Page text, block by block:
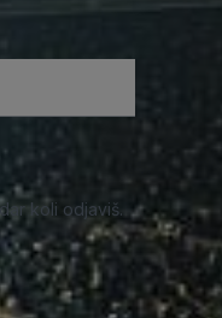
koli odjaviš.